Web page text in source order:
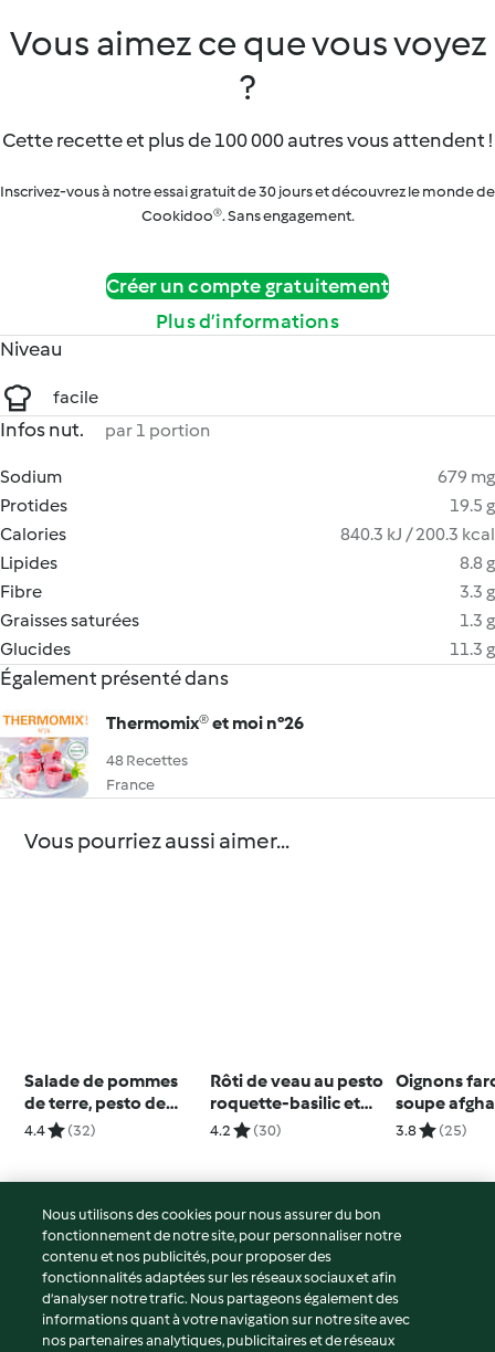
Vous aimez ce que vous voyez
?
Cette recette et plus de 100 000 autres vous attendent !
Inscrivez-vous à notre essai gratuit de 30 jours et découvrez le monde de
Cookidoo®. Sans engagement.
Créer un compte gratuitement
Plus d’informations
Niveau
facile
Infos nut. par 1 portion
Sodium
679 mg
Protides
19.5 g
Calories
840.3 kJ / 200.3 kcal
Lipides
8.8 g
Fibre
3.3 g
Graisses saturées
1.3 g
Glucides
11.3 g
Également présenté dans
Thermomix® et moi n°26
48 Recettes
France
Vous pourriez aussi aimer...
Salade de pommes
de terre, pesto de
cresson
4.4 (32)
Rôti de veau au pesto
roquette-basilic et
ses légumes du soleil
4.2 (30)
Oignons
soupe
3.8 (25)
© Copyright 2026
Conditions d'utilisation
Politique de confidentialité
Non-responsabilité
Nous utilisons des cookies pour nous assurer du bon
fonctionnement de notre site, pour personnaliser notre
contenu et nos publicités, pour proposer des
fonctionnalités adaptées sur les réseaux sociaux et afin
d’analyser notre trafic. Nous partageons également des
informations quant à votre navigation sur notre site avec
nos partenaires analytiques, publicitaires et de réseaux